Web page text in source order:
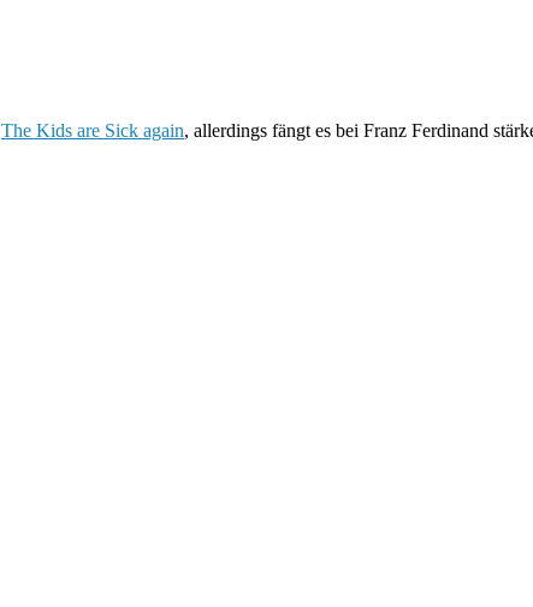
The Kids are Sick again, allerdings fängt es bei Franz Ferdinand